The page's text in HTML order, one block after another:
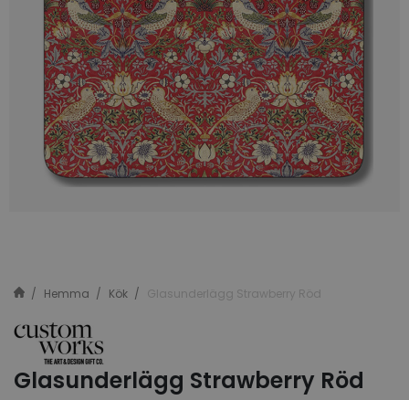
Hemma Kök Glasunderlägg Strawberry Röd
Glasunderlägg Strawberry Röd